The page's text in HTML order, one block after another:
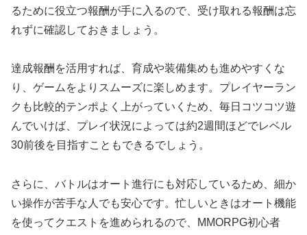
るために役立つ報酬が手に入るので、受け取れる報酬は忘
れずに確認しておきましょう。
達成報酬を活用すれば、育成や装備集めも進めやすくな
り、ゲームをよりスムーズに楽しめます。プレイヤーラン
クも比較的テンポよく上がっていくため、毎日コツコツ遊
んでいけば、プレイ状況によっては約2週間ほどでレベル
30前後を目指すこともできるでしょう。
さらに、バトルはオート進行にも対応しているため、細か
い操作が苦手な人でも安心です。忙しいときはオート機能
を使ってクエストを進められるので、MMORPG初心者